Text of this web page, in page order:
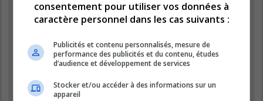
Mot de passe :
Se souvenir de moi
Masquer ma présence lors de cette session
consentement pour utiliser vos données à
caractère personnel dans les cas suivants :
Publicités et contenu personnalisés, mesure de
performance des publicités et du contenu, études
d’audience et développement de services
Stocker et/ou accéder à des informations sur un
appareil